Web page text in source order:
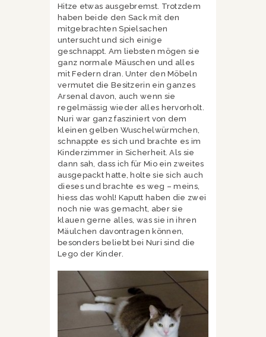
Hitze etwas ausgebremst. Trotzdem
haben beide den Sack mit den
mitgebrachten Spielsachen
untersucht und sich einige
geschnappt. Am liebsten mögen sie
ganz normale Mäuschen und alles
mit Federn dran. Unter den Möbeln
vermutet die Besitzerin ein ganzes
Arsenal davon, auch wenn sie
regelmässig wieder alles hervorholt.
Nuri war ganz fasziniert von dem
kleinen gelben Wuschelwürmchen,
schnappte es sich und brachte es im
Kinderzimmer in Sicherheit. Als sie
dann sah, dass ich für Mio ein zweites
ausgepackt hatte, holte sie sich auch
dieses und brachte es weg – meins,
hiess das wohl! Kaputt haben die zwei
noch nie was gemacht, aber sie
klauen gerne alles, was sie in ihren
Mäulchen davontragen können,
besonders beliebt bei Nuri sind die
Lego der Kinder.